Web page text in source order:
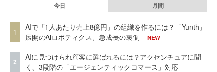
今日 月間
1
AIで「1人あたり売上8億円」の組織を作るには？「Yunth」
展開のAiロボティクス、急成長の裏側
NEW
2
AIに見つけられ顧客に選ばれるには？アクセンチュアに聞
く、3段階の「エージェンティックコマース」対応